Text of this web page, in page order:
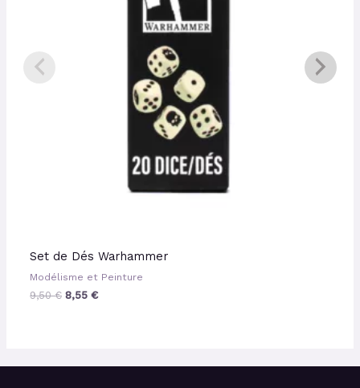
Set de Dés Warhammer
Modélisme et Peinture
9,50€ 8,55€